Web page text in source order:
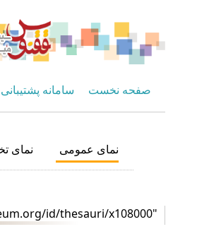
صفحه نخست سامانه پشتیبانی
نمای عمومی نمای تخصصی